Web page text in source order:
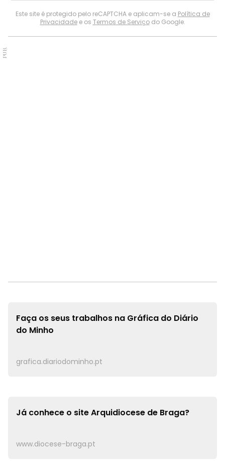
Este site é protegido pelo reCAPTCHA e aplicam-se a Política de
Privacidadee os Termos de Serviçodo Google.
PUB.
Faça os seus trabalhos na Gráfica do Diário
do Minho
grafica.diariodominho.pt
Já conhece o siteArquidiocese de Braga?
www.diocese-braga.pt